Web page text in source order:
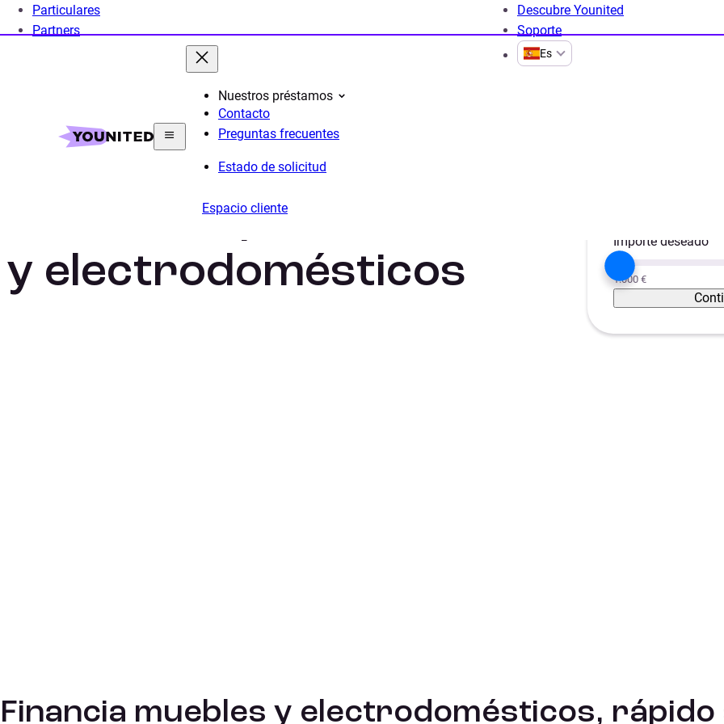
Particulares
Partners
Descubre Younited
Soporte
Es
Nuestros préstamos
Contacto
Preguntas frecuentes
Estado de solicitud
Espacio cliente
Préstamo Personal Préstamo para muebles
Préstamo para muebles
y electrodomésticos
Importe deseado
1.000 €
Financia muebles y electrodomésticos, rápido